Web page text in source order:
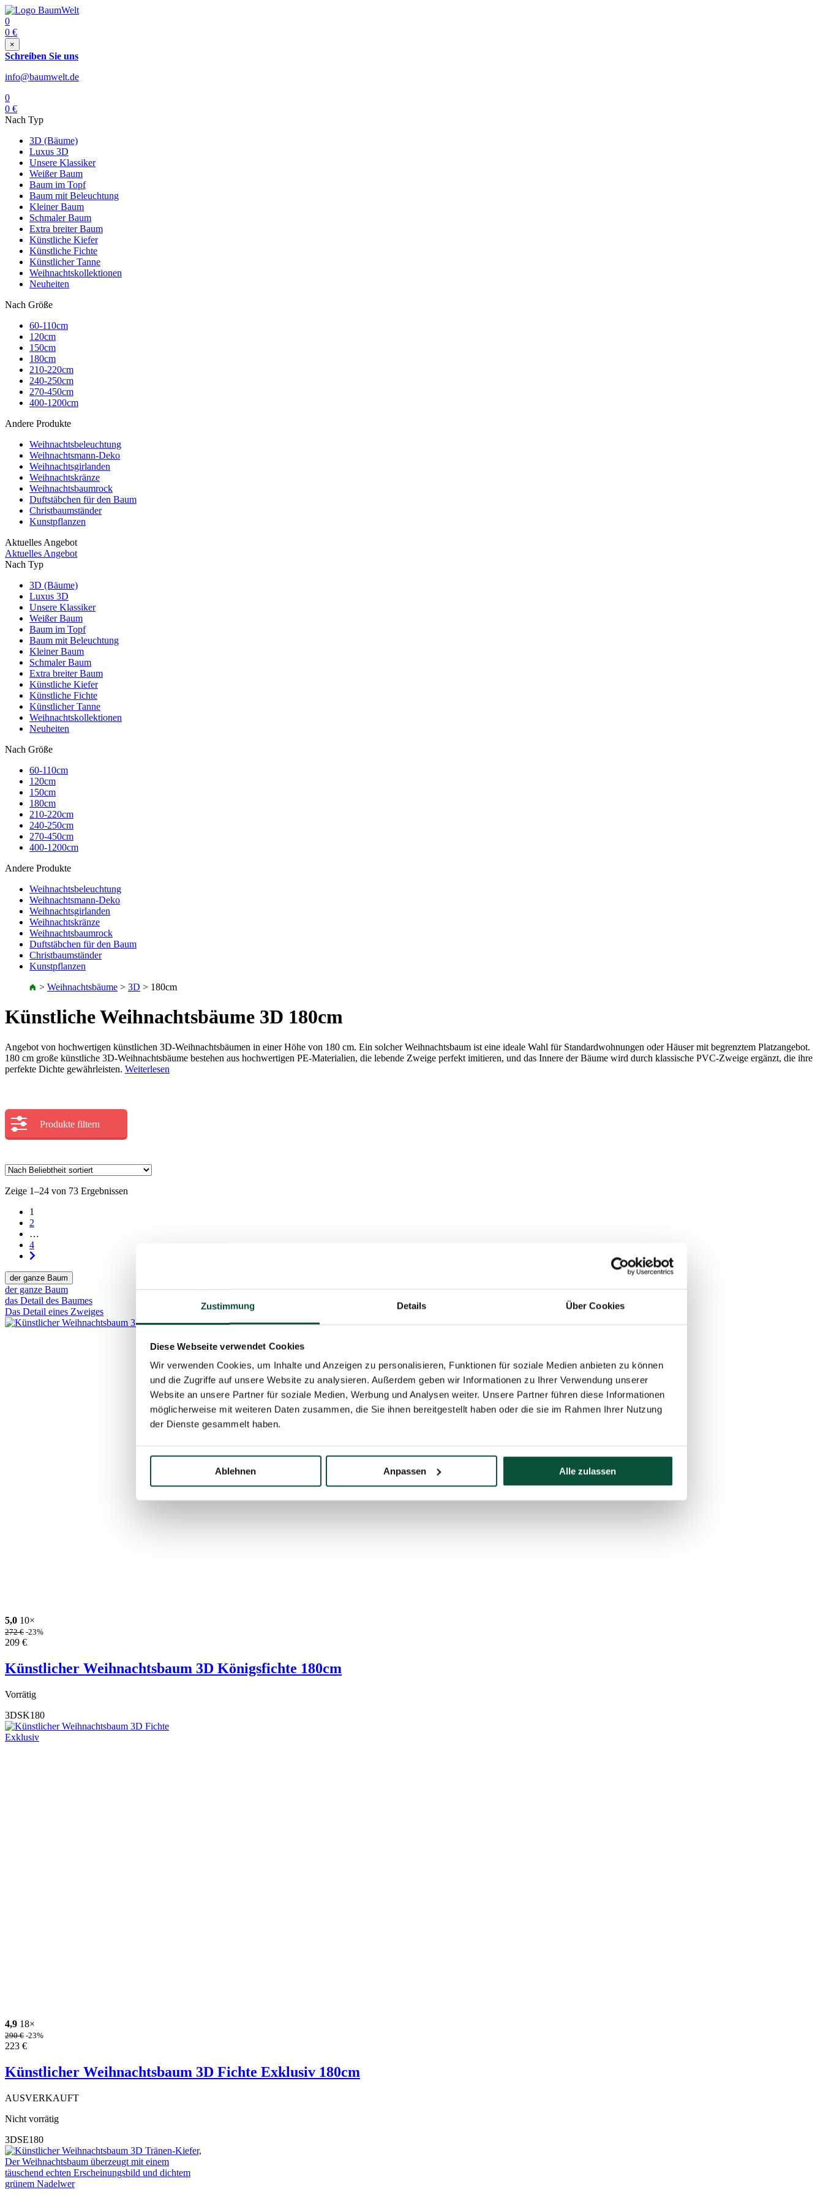
Zustimmung Details Über Cookies
Diese Webseite verwendet Cookies
Wir verwenden Cookies, um Inhalte und Anzeigen zu personalisieren, Funktionen für soziale Medien anbieten zu können
und die Zugriffe auf unsere Website zu analysieren. Außerdem geben wir Informationen zu Ihrer Verwendung unserer
Website an unsere Partner für soziale Medien, Werbung und Analysen weiter. Unsere Partner führen diese Informationen
möglicherweise mit weiteren Daten zusammen, die Sie ihnen bereitgestellt haben oder die sie im Rahmen Ihrer Nutzung
der Dienste gesammelt haben.
Ablehnen Anpassen Alle zulassen
0
0 €
×
Schreiben Sie uns
info@baumwelt.de
0
0 €
Nach Typ
3D (Bäume)
Luxus 3D
Unsere Klassiker
Weißer Baum
Baum im Topf
Baum mit Beleuchtung
Kleiner Baum
Schmaler Baum
Extra breiter Baum
Künstliche Kiefer
Künstliche Fichte
Künstlicher Tanne
Weihnachtskollektionen
Neuheiten
Nach Größe
60-110cm
120cm
150cm
180cm
210-220cm
240-250cm
270-450cm
400-1200cm
Andere Produkte
Weihnachtsbeleuchtung
Weihnachtsmann-Deko
Weihnachtsgirlanden
Weihnachtskränze
Weihnachtsbaumrock
Duftstäbchen für den Baum
Christbaumständer
Kunstpflanzen
Aktuelles Angebot
Aktuelles Angebot
Nach Typ
3D (Bäume)
Luxus 3D
Unsere Klassiker
Weißer Baum
Baum im Topf
Baum mit Beleuchtung
Kleiner Baum
Schmaler Baum
Extra breiter Baum
Künstliche Kiefer
Künstliche Fichte
Künstlicher Tanne
Weihnachtskollektionen
Neuheiten
Nach Größe
60-110cm
120cm
150cm
180cm
210-220cm
240-250cm
270-450cm
400-1200cm
Andere Produkte
Weihnachtsbeleuchtung
Weihnachtsmann-Deko
Weihnachtsgirlanden
Weihnachtskränze
Weihnachtsbaumrock
Duftstäbchen für den Baum
Christbaumständer
Kunstpflanzen
> Weihnachtsbäume > 3D > 180cm
Künstliche Weihnachtsbäume 3D 180cm
Angebot von hochwertigen künstlichen 3D-Weihnachtsbäumen in einer Höhe von 180 cm. Ein solcher Weihnachtsbaum ist eine ideale Wahl für Standardwohnungen oder Häuser mit begrenztem Platzangebot.
180 cm große künstliche 3D-Weihnachtsbäume bestehen aus hochwertigen PE-Materialien, die lebende Zweige perfekt imitieren, und das Innere der Bäume wird durch klassische PVC-Zweige ergänzt, die ihre
perfekte Dichte gewährleisten. Weiterlesen
Produkte filtern
Zeige 1–24 von 73 Ergebnissen
1
2
…
4
der ganze Baum
der ganze Baum
das Detail des Baumes
Das Detail eines Zweiges
5,0 10×
272€ -23%
209 €
Künstlicher Weihnachtsbaum 3D Königsfichte 180cm
Vorrätig
3DSK180
4,9 18×
290€ -23%
223 €
Künstlicher Weihnachtsbaum 3D Fichte Exklusiv 180cm
AUSVERKAUFT
Nicht vorrätig
3DSE180